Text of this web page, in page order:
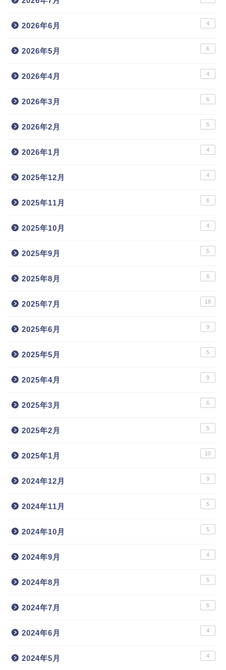
2026年6月 4
2026年5月 6
2026年4月 4
2026年3月 6
2026年2月 5
2026年1月 4
2025年12月 4
2025年11月 6
2025年10月 4
2025年9月 5
2025年8月 6
2025年7月 18
2025年6月 9
2025年5月 5
2025年4月 9
2025年3月 6
2025年2月 5
2025年1月 10
2024年12月 9
2024年11月 5
2024年10月 5
2024年9月 4
2024年8月 5
2024年7月 6
2024年6月 4
2024年5月 4